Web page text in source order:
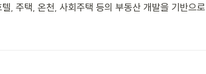
, 주택, 온천, 사회주택 등의 부동산 개발을 기반으